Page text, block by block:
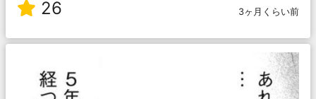
26 3ヶ月くらい前